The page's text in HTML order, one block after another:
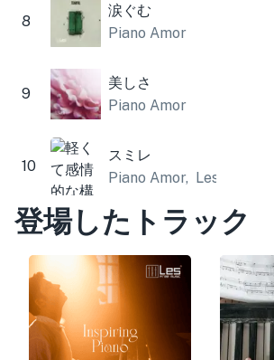
8
涙ぐむ
Piano Amor
9
美しさ
Piano Amor
10
スミレ
Piano Amor, Lesfm
登場したトラック